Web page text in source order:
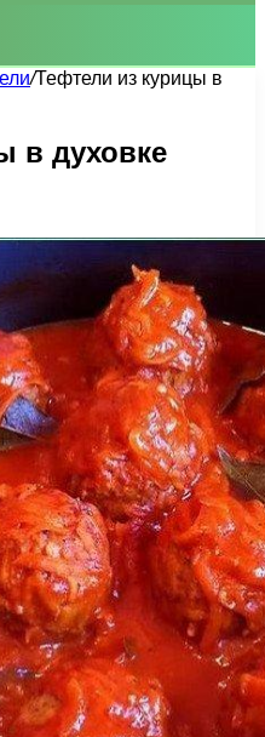
/Тефтели из курицы в
в духовке